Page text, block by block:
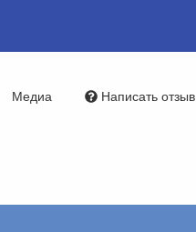
Медиа Написать отзыв